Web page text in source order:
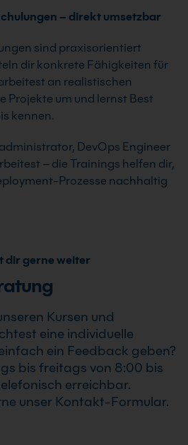
– direkt umsetzbar
sind praxisorientiert
dir konkrete Fähigkeiten für
an realistischen
Projekte um und lernst Best
kennen.
DevOps Engineer
– die Trainings helfen dir,
Prozesse nachhaltig
dir gerne weiter
Kursen und
eine individuelle
ein Feedback geben?
bis freitags von 8:00 bis
erreichbar.
unser Kontakt-Formular.